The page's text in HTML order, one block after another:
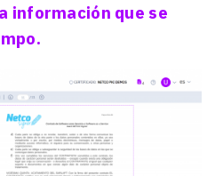
información que se